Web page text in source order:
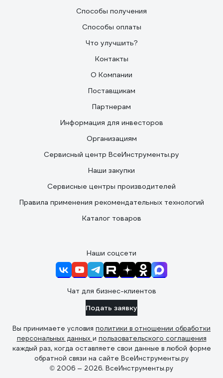
Способы получения
Способы оплаты
Что улучшить?
Контакты
О Компании
Поставщикам
Партнерам
Информация для инвесторов
Организациям
Сервисный центр ВсеИнструменты.ру
Наши закупки
Сервисные центры производителей
Правила применения рекомендательных технологий
Каталог товаров
Наши соцсети
Чат для бизнес-клиентов
Подать заявку
Вы принимаете условия политики в отношении обработки
персональных данных и пользовательского соглашения
каждый раз, когда оставляете свои данные в любой форме
обратной связи на сайте ВсеИнструменты.ру
© 2006 — 2026. ВсеИнструменты.ру